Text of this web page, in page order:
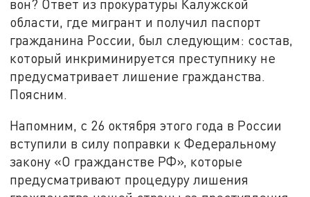
вон? Ответ из прокуратуры Калужской
области, где мигрант и получил паспорт
гражданина России, был следующим: состав,
который инкриминируется преступнику не
предусматривает лишение гражданства.
Поясним.
Напомним, с 26 октября этого года в России
вступили в силу поправки к Федеральному
закону «О гражданстве РФ», которые
предусматривают процедуру лишения